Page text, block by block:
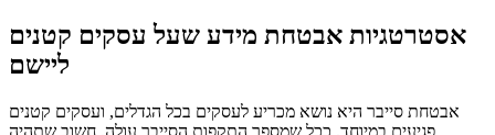
אסטרטגיות אבטחת מידע שעל עסקים קטנים
ליישם
אבטחת סייבר היא נושא מכריע לעסקים בכל הגדלים, ועסקים קטנים
פגיעים במיוחד. ככל שמספר התקפות הסייבר עולה, חשוב שתהיה